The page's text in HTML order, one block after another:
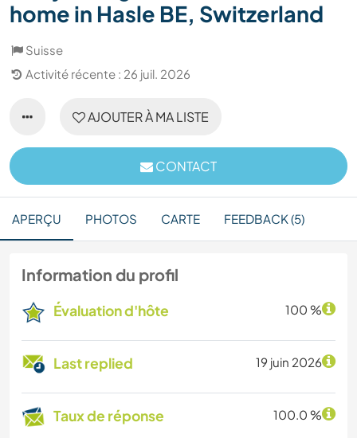
home in Hasle BE, Switzerland
Suisse
Activité récente : 26 juil. 2026
AJOUTER À MA LISTE
CONTACT
APERÇU PHOTOS CARTE FEEDBACK (5)
Information du profil
Évaluation d'hôte 100 %
Last replied 19 juin 2026
Taux de réponse 100.0 %